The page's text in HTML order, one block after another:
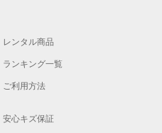
レンタル商品
ランキング一覧
ご利用方法
安心キズ保証